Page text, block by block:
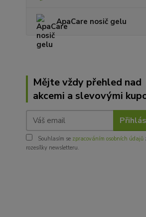
ApaCare nosič gelu
Mějte vždy přehled nad
akcemi a slevovými
Souhlasím se zpracováním osobních údajů
rozesílky newsletteru.